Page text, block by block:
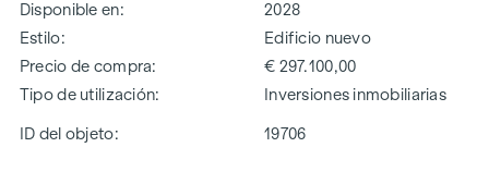
Disponible en
2028
Estilo
Edificio nuevo
Precio de compra
€ 297.100,00
Tipo de utilización
Inversiones inmobiliarias
ID del objeto: 19706